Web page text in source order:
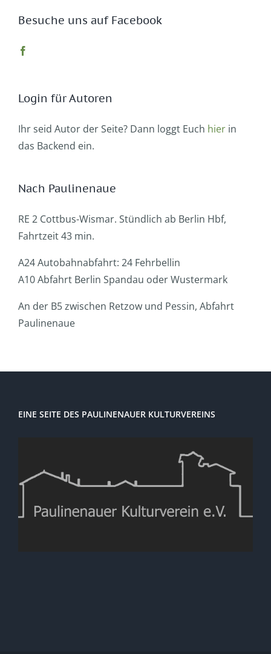
Besuche uns auf Facebook
Login für Autoren
Ihr seid Autor der Seite? Dann loggt Euch hier in
das Backend ein.
Nach Paulinenaue
RE 2 Cottbus-Wismar. Stündlich ab Berlin Hbf,
Fahrtzeit 43 min.
A24 Autobahnabfahrt: 24 Fehrbellin
A10 Abfahrt Berlin Spandau oder Wustermark
An der B5 zwischen Retzow und Pessin, Abfahrt
Paulinenaue
EINE SEITE DES PAULINENAUER KULTURVEREINS